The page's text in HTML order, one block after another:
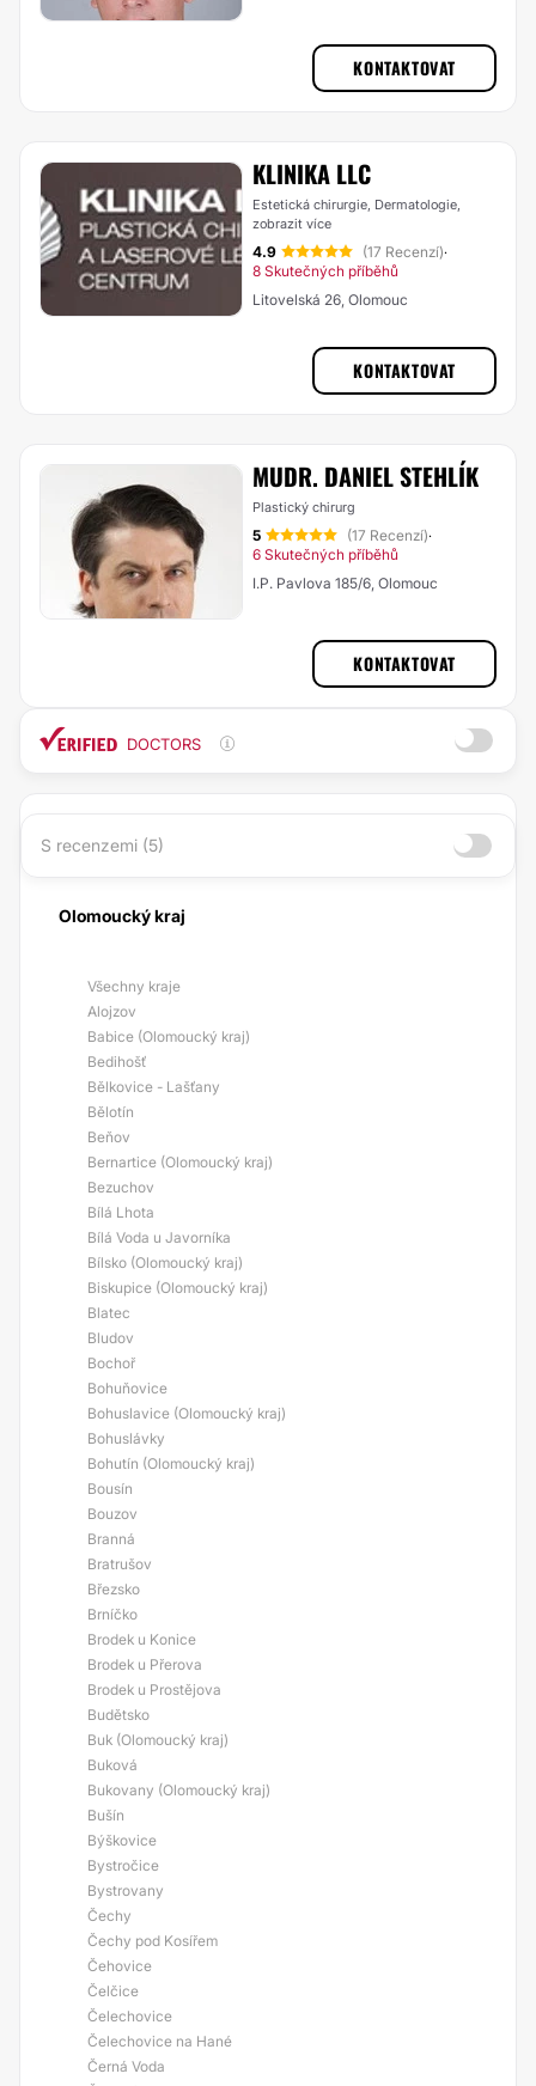
KONTAKTOVAT
KLINIKA LLC
Estetická chirurgie, Dermatologie,
zobrazit více
4.9 (17 Recenzí)·
8 Skutečných příběhů
Litovelská 26, Olomouc
KONTAKTOVAT
MUDR. DANIEL STEHLÍK
Plastický chirurg
5 (17 Recenzí)·
6 Skutečných příběhů
I.P. Pavlova 185/6, Olomouc
KONTAKTOVAT
DOCTORS
S recenzemi (5)
Olomoucký kraj
Všechny kraje
Alojzov
Babice (Olomoucký kraj)
Bedihošť
Bělkovice - Lašťany
Bělotín
Beňov
Bernartice (Olomoucký kraj)
Bezuchov
Bílá Lhota
Bílá Voda u Javorníka
Bílsko (Olomoucký kraj)
Biskupice (Olomoucký kraj)
Blatec
Bludov
Bochoř
Bohuňovice
Bohuslavice (Olomoucký kraj)
Bohuslávky
Bohutín (Olomoucký kraj)
Bousín
Bouzov
Branná
Bratrušov
Březsko
Brníčko
Brodek u Konice
Brodek u Přerova
Brodek u Prostějova
Budětsko
Buk (Olomoucký kraj)
Buková
Bukovany (Olomoucký kraj)
Bušín
Býškovice
Bystročice
Bystrovany
Čechy
Čechy pod Kosířem
Čehovice
Čelčice
Čelechovice
Čelechovice na Hané
Černá Voda